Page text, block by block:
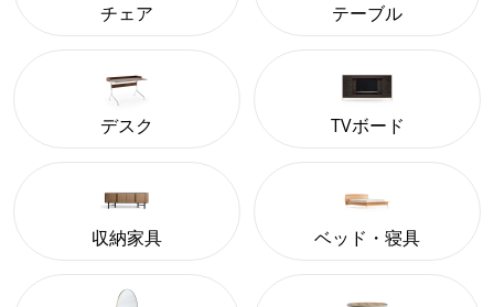
チェア テーブル
デスク TVボード
収納家具 ベッド・寝具